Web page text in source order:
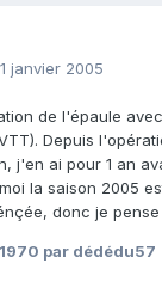
janvier 2005
de l'épaule
Depuis
j'en ai pour 1 an
la saison 2005
donc je pense
par dédédu57